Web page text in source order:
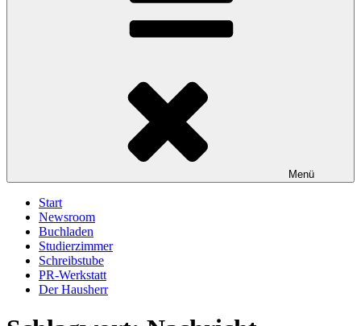
Menü
Start
Newsroom
Buchladen
Studierzimmer
Schreibstube
PR-Werkstatt
Der Hausherr